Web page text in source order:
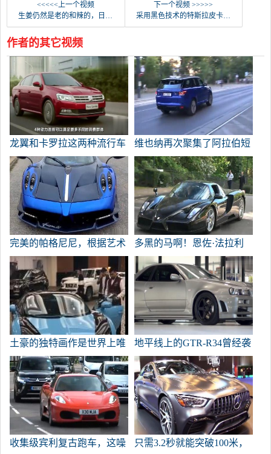
<<<<<上一个视频
生姜仍然是老的和辣的，日产燃气轮机-R太难加速了！
下一个视频 >>>>>
采用黑色技术的特斯拉皮卡车可以行驶800公里！
作者的其它视频
龙翼和卡罗拉这两种流行车
型的实际油耗是多少？
维也纳再次聚集了阿拉伯短
跑运动员。这种势能会再相
遇多少次？
完美的帕格尼尼，根据艺术
品创造的超级运行！
多黑的马啊！恩佐·法拉利
出现了，并有一种非凡的气
氛！
土豪的独特画作是世界上唯
一的布加迪！
地平线上的GTR-R34曾经袭
击了布加迪国王！
收集级宾利复古跑车，这噪
只需3.2秒就能突破100米，